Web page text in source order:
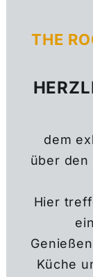
THE
dem
über den
Hier
Küche